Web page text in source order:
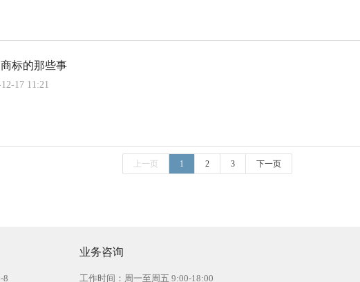
标的那些事
17 11:21
上一页 1 2 3 下一页
8
业务咨询
工作时间：周一至周五 9:00-18:00